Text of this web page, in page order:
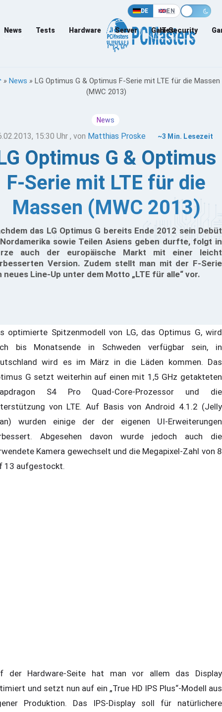
DE EN
News Tests Hardware Server Games
IT-Security
» News » LG Optimus G & Optimus F-Serie mit LTE für die Massen
(MWC 2013)
News
15:30 Uhr , von Matthias Proske ~3 Min. Lesezeit
Optimus G & Optimus
F-Serie mit LTE für die
Massen (MWC 2013)
das LG Optimus G bereits Ende 2012 sein Debüt
sowie Teilen Asiens geben durfte, folgt in
auch der europäische Markt mit einer leicht
Version. Zudem stellt man mit der F-Serie
neues Line-Up unter dem Motto „LTE für alle“ vor.
optimierte Spitzenmodell von LG, das Optimus G, wird
bis Monatsende in Schweden verfügbar sein, in
wird es im März in die Läden kommen. Das
G setzt weiterhin auf einen mit 1,5 GHz getakteten
S4 Pro Quad-Core-Prozessor und die
von LTE. Auf Basis von Android 4.1.2 (Jelly
wurden einige der der eigenen UI-Erweiterungen
Abgesehen davon wurde jedoch auch die
Kamera gewechselt und die Megapixel-Zahl von 8
13 aufgestockt.
der Hardware-Seite hat man vor allem das Display
und setzt nun auf ein „True HD IPS Plus“-Modell aus
Produktion. Das IPS-Display soll für natürlichere